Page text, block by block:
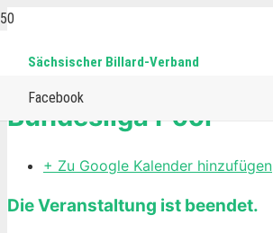
Sächsischer Billard-Verband
Facebook
HomeEvents Pool Bundesliga Pool
Bundesliga Pool
+ Zu Google Kalender hinzufügen
Die Veranstaltung ist beendet.